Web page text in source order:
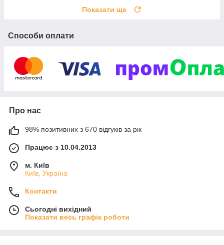
Показати ще
Способи оплати
Про нас
98% позитивних з 670 відгуків за рік
Працює з 10.04.2013
м. Київ
Київ, Україна
Контакти
Сьогодні вихідний
Показати весь графік роботи